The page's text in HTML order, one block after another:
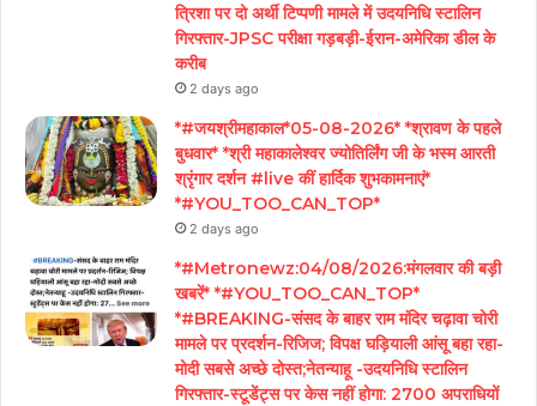
त्रिशा पर दो अर्थी टिप्पणी मामले में उदयनिधि स्टालिन
गिरफ्तार-JPSC परीक्षा गड़बड़ी-ईरान-अमेरिका डील के
करीब
2 days ago
*#जयश्रीमहाकाल*05-08-2026* *श्रावण के पहले
बुधवार* *श्री महाकालेश्वर ज्योतिर्लिंग जी के भस्म आरती
श्रृंगार दर्शन #live कीं हार्दिक शुभकामनाएं*
*#YOU_TOO_CAN_TOP*
2 days ago
*#Metronewz:04/08/2026:मंगलवार की बड़ी
खबरें* *#YOU_TOO_CAN_TOP*
*#BREAKING-संसद के बाहर राम मंदिर चढ़ावा चोरी
मामले पर प्रदर्शन-रिजिज; विपक्ष घड़ियाली आंसू बहा रहा-
मोदी सबसे अच्छे दोस्त;नेतन्याहू -उदयनिधि स्टालिन
गिरफ्तार-स्टूडेंट्स पर केस नहीं होगा: 2700 अपराधियों